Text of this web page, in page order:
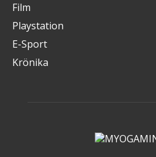
Film
Playstation
E-Sport
Krönika